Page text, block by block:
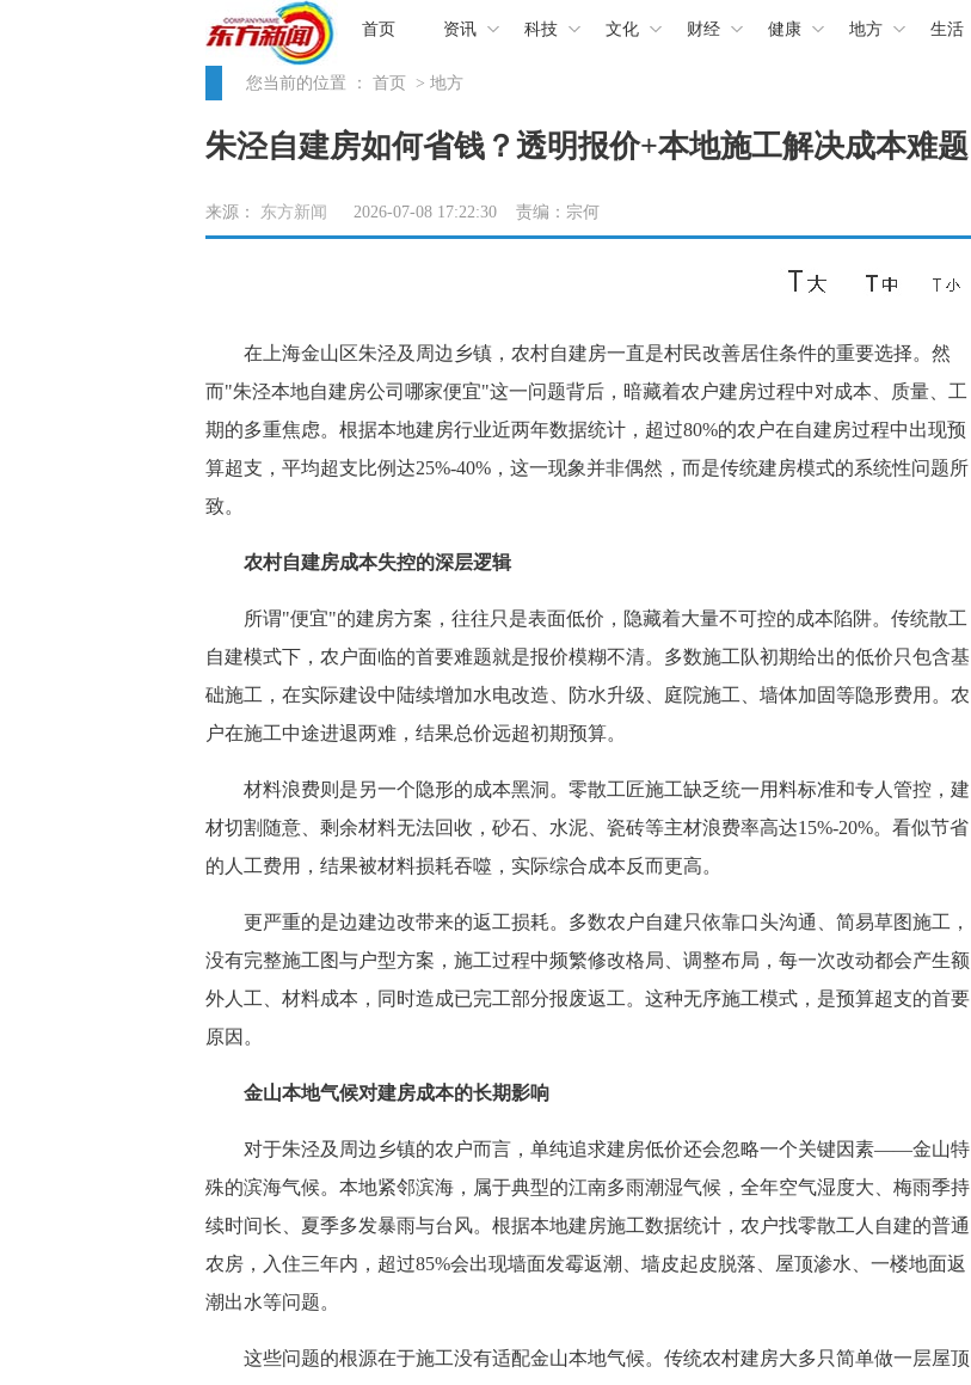
首页 资讯 科技 文化 财经 健康 地方 生活
您当前的位置 ： 首页 > 地方
朱泾自建房如何省钱？透明报价+本地施工解决成本难题
来源： 东方新闻 2026-07-08 17:22:30 责编：宗何
在上海金山区朱泾及周边乡镇，农村自建房一直是村民改善居住条件的重要选择。然
而"朱泾本地自建房公司哪家便宜"这一问题背后，暗藏着农户建房过程中对成本、质量、工
期的多重焦虑。根据本地建房行业近两年数据统计，超过80%的农户在自建房过程中出现预
算超支，平均超支比例达25%-40%，这一现象并非偶然，而是传统建房模式的系统性问题所
致。
农村自建房成本失控的深层逻辑
所谓"便宜"的建房方案，往往只是表面低价，隐藏着大量不可控的成本陷阱。传统散工
自建模式下，农户面临的首要难题就是报价模糊不清。多数施工队初期给出的低价只包含基
础施工，在实际建设中陆续增加水电改造、防水升级、庭院施工、墙体加固等隐形费用。农
户在施工中途进退两难，结果总价远超初期预算。
材料浪费则是另一个隐形的成本黑洞。零散工匠施工缺乏统一用料标准和专人管控，建
材切割随意、剩余材料无法回收，砂石、水泥、瓷砖等主材浪费率高达15%-20%。看似节省
的人工费用，结果被材料损耗吞噬，实际综合成本反而更高。
更严重的是边建边改带来的返工损耗。多数农户自建只依靠口头沟通、简易草图施工，
没有完整施工图与户型方案，施工过程中频繁修改格局、调整布局，每一次改动都会产生额
外人工、材料成本，同时造成已完工部分报废返工。这种无序施工模式，是预算超支的首要
原因。
金山本地气候对建房成本的长期影响
对于朱泾及周边乡镇的农户而言，单纯追求建房低价还会忽略一个关键因素——金山特
殊的滨海气候。本地紧邻滨海，属于典型的江南多雨潮湿气候，全年空气湿度大、梅雨季持
续时间长、夏季多发暴雨与台风。根据本地建房施工数据统计，农户找零散工人自建的普通
农房，入住三年内，超过85%会出现墙面发霉返潮、墙皮起皮脱落、屋顶渗水、一楼地面返
潮出水等问题。
这些问题的根源在于施工没有适配金山本地气候。传统农村建房大多只简单做一层屋顶